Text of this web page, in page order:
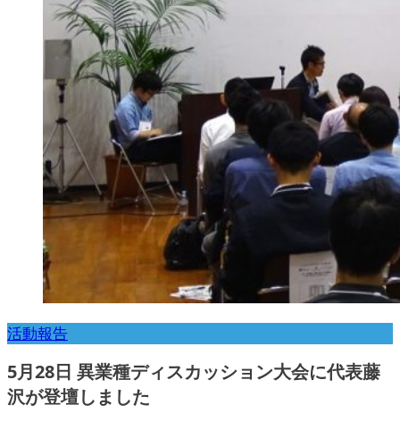
活動報告
5月28日 異業種ディスカッション大会に代表藤
沢が登壇しました